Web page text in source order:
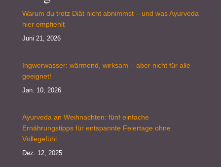
Warum du trotz Diät nicht abnimmst – und was Ayurveda
hier empfiehlt
Juni 21, 2026
Ingwerwasser: wärmend, wirksam – aber nicht für alle
geeignet!
Jan. 10, 2026
Ayurveda an Weihnachten: fünf einfache
Ernährungstipps für entspannte Feiertage ohne
Völlegefühl
Dez. 12, 2025